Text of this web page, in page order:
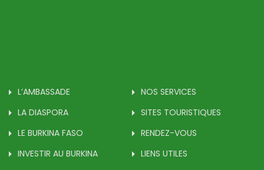
L’AMBASSADE
NOS SERVICES
LA DIASPORA
SITES TOURISTIQUES
LE BURKINA FASO
RENDEZ-VOUS
INVESTIR AU BURKINA
LIENS UTILES